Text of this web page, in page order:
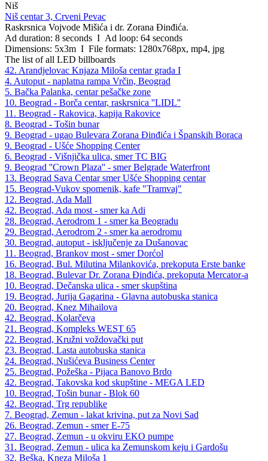
Niš
Niš centar 3, Crveni Pevac
Raskrsnica Vojvode Mišića i dr. Zorana Đinđića.
Ad duration: 8 seconds I Ad loop: 64 seconds
Dimensions: 5x3m I File formats: 1280x768px, mp4, jpg
The list of all LED billboards
42. Arandjelovac Knjaza Miloša centar grada I
4. Autoput - naplatna rampa Vrčin, Beograd
5. Bačka Palanka, centar pešačke zone
10. Beograd - Borča centar, raskrsnica ''LIDL''
11. Beograd - Rakovica, kapija Rakovice
8. Beograd - Tošin bunar
9. Beograd - ugao Bulevara Zorana Đinđića i Španskih Boraca
9. Beograd - Ušće Shopping Center
6. Beograd - Višnjička ulica, smer TC BIG
9. Beograd ''Crown Plaza'' - smer Belgrade Waterfront
13. Beograd Sava Centar smer Ušće Shopping centar
15. Beograd-Vukov spomenik, kafe "Tramvaj"
12. Beograd, Ada Mall
42. Beograd, Ada most - smer ka Adi
28. Beograd, Aerodrom 1 - smer ka Beogradu
29. Beograd, Aerodrom 2 - smer ka aerodromu
30. Beograd, autoput - isključenje za Dušanovac
11. Beograd, Brankov most - smer Dorćol
16. Beograd, Bul. Milutina Milankovića, prekoputa Erste banke
18. Beograd, Bulevar Dr. Zorana Đinđića, prekoputa Mercator-a
10. Beograd, Dečanska ulica - smer skupština
19. Beograd, Jurija Gagarina - Glavna autobuska stanica
20. Beograd, Knez Mihailova
42. Beograd, Kolarčeva
21. Beograd, Kompleks WEST 65
22. Beograd, Kružni voždovački put
23. Beograd, Lasta autobuska stanica
24. Beograd, Nušićeva Business Center
25. Beograd, Požeška - Pijaca Banovo Brdo
42. Beograd, Takovska kod skupštine - MEGA LED
10. Beograd, Tošin bunar - Blok 60
42. Beograd, Trg republike
7. Beograd, Zemun - lakat krivina, put za Novi Sad
26. Beograd, Zemun - smer E-75
27. Beograd, Zemun - u okviru EKO pumpe
31. Beograd, Zemun - ulica ka Zemunskom keju i Gardošu
32. Beška, Kneza Miloša 1